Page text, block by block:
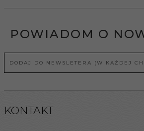
POWIADOM O
KONTAKT